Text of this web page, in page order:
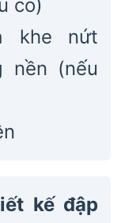
có)
khe nứt
nền (nếu
kế đập